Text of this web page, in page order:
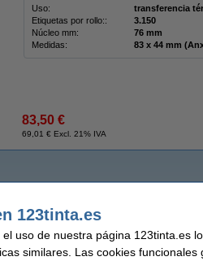
Uso: transferencia
Etiquetas por rollo::
3.150
Núcleo mm:
76 mm
Medidas:
83 x 44 mm
83,50 €
69,01 € Excl. 21% IVA
123tinta.es
el uso de nuestra página 123tinta.es
similares. Las cookies